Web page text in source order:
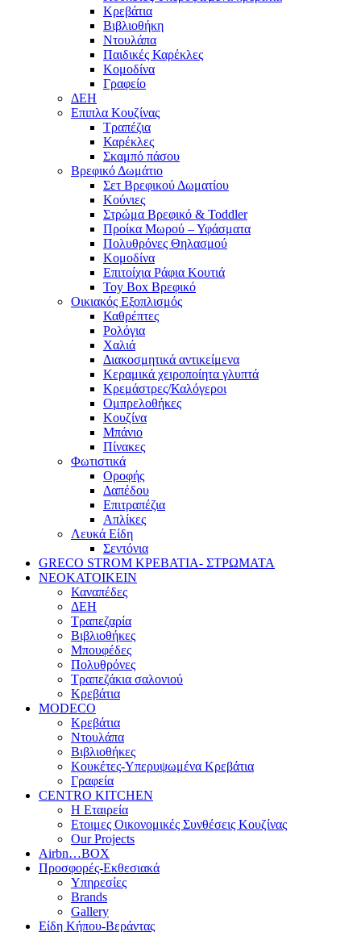
Κρεβάτια
Βιβλιοθήκη
Ντουλάπα
Παιδικές Καρέκλες
Κομοδίνα
Γραφείο
ΔΕΗ
Επιπλα Κουζίνας
Τραπέζια
Καρέκλες
Σκαμπό πάσου
Βρεφικό Δωμάτιο
Σετ Βρεφικού Δωματίου
Κούνιες
Στρώμα Βρεφικό & Toddler
Προίκα Μωρού – Υφάσματα
Πολυθρόνες Θηλασμού
Κομοδίνα
Επιτοίχια Ράφια Κουτιά
Toy Box Βρεφικό
Οικιακός Εξοπλισμός
Καθρέπτες
Ρολόγια
Χαλιά
Διακοσμητικά αντικείμενα
Κεραμικά χειροποίητα γλυπτά
Κρεμάστρες/Καλόγεροι
Ομπρελοθήκες
Κουζίνα
Μπάνιο
Πίνακες
Φωτιστικά
Οροφής
Δαπέδου
Επιτραπέζια
Απλίκες
Λευκά Είδη
Σεντόνια
GRECO STROM ΚΡΕΒΑΤΙΑ- ΣΤΡΩΜΑΤΑ
ΝΕΟΚΑΤΟΙΚΕΙΝ
Καναπέδες
ΔΕΗ
Τραπεζαρία
Βιβλιοθήκες
Μπουφέδες
Πολυθρόνες
Τραπεζάκια σαλονιού
Κρεβάτια
MODECO
Κρεβάτια
Ντουλάπα
Βιβλιοθήκες
Κουκέτες-Υπερυψωμένα Κρεβάτια
Γραφεία
CENTRO KITCHEN
Η Εταιρεία
Ετοιμες Οικονομικές Συνθέσεις Κουζίνας
Our Projects
Airbn…BOX
Προσφορές-Εκθεσιακά
Υπηρεσίες
Brands
Gallery
Είδη Κήπου-Βεράντας